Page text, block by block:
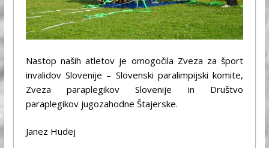
Nastop naših atletov je omogočila Zveza za šport
invalidov Slovenije – Slovenski paralimpijski komite,
Zveza paraplegikov Slovenije in Društvo
paraplegikov jugozahodne Štajerske.
Janez Hudej